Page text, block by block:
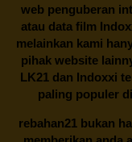
web penguberan
atau data film
melainkan kami
pihak website
LK21 dan Indoxxi
paling populer
rebahan21bukan